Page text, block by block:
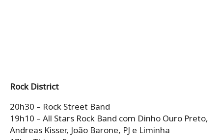
Rock District
20h30 – Rock Street Band
19h10 – All Stars Rock Band com Dinho Ouro Preto,
Andreas Kisser, João Barone, PJ e Liminha